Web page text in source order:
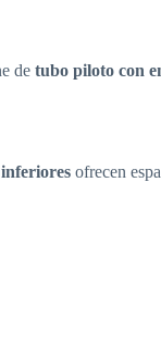
detubo piloto con
ofrecen